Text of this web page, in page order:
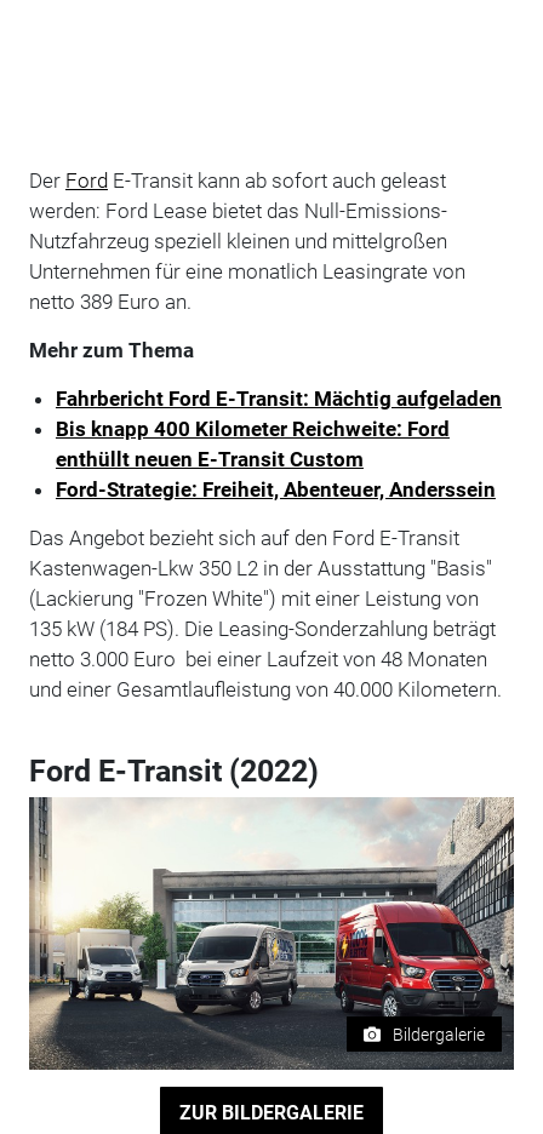
Der FordE-Transit kann ab sofort auch geleast
werden: Ford Lease bietet das Null-Emissions-
Nutzfahrzeug speziell kleinen und mittelgroßen
Unternehmen für eine monatlich Leasingrate von
netto 389 Euro an.
Mehr zum Thema
Fahrbericht Ford E-Transit: Mächtig aufgeladen
Bis knapp 400 Kilometer Reichweite: Ford
enthüllt neuen E-Transit Custom
Ford-Strategie: Freiheit, Abenteuer, Anderssein
Das Angebot bezieht sich auf den Ford E-Transit
Kastenwagen-Lkw 350 L2 in der Ausstattung "Basis"
(Lackierung "Frozen White") mit einer Leistung von
135 kW (184 PS). Die Leasing-Sonderzahlung beträgt
netto 3.000 Euro bei einer Laufzeit von 48 Monaten
und einer Gesamtlaufleistung von 40.000 Kilometern.
Ford E-Transit (2022)
Bildergalerie
ZUR BILDERGALERIE